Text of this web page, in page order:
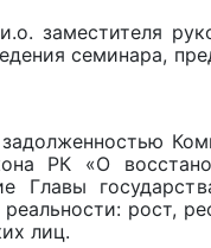
заместителя
семинара,
РК «О
Главы
реальности: рост,
лиц.